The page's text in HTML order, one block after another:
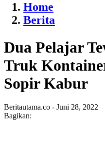
Home
Berita
Dua Pelajar
Truk
Sopir Kabur
Beritautama.co - Juni 28, 2022
Bagikan: